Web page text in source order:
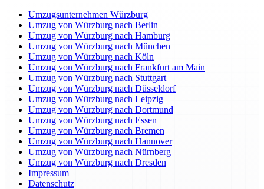
Umzugsunternehmen Würzburg
Umzug von Würzburg nach Berlin
Umzug von Würzburg nach Hamburg
Umzug von Würzburg nach München
Umzug von Würzburg nach Köln
Umzug von Würzburg nach Frankfurt am Main
Umzug von Würzburg nach Stuttgart
Umzug von Würzburg nach Düsseldorf
Umzug von Würzburg nach Leipzig
Umzug von Würzburg nach Dortmund
Umzug von Würzburg nach Essen
Umzug von Würzburg nach Bremen
Umzug von Würzburg nach Hannover
Umzug von Würzburg nach Nürnberg
Umzug von Würzburg nach Dresden
Impressum
Datenschutz